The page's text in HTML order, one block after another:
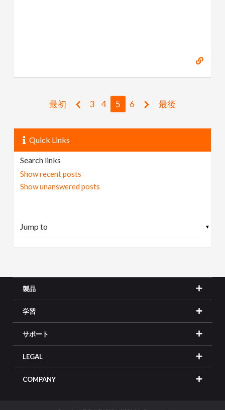
最初 3 4 5 6 最後
Quick Links
Search links
Show recent posts
Show unanswered posts
▼
製品
学習
サポート
LEGAL
COMPANY